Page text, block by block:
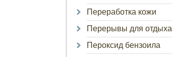
Переработка кожи
Перерывы для отдыха
Пероксид бензоила